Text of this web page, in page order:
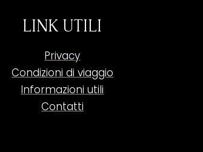
LINK UTILI
Privacy
Condizioni di viaggio
Informazioni utili
Contatti